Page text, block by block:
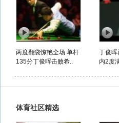
两度翻袋惊艳全场 单杆
135分丁俊晖击败希..
丁俊晖
内2度
体育社区精选